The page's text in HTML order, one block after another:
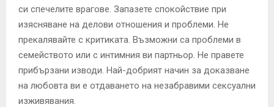
си спечелите врагове. Запазете спокойствие при
изясняване на делови отношения и проблеми. Не
прекалявайте с критиката. Възможни са проблеми в
семейството или с интимния ви партньор. Не правете
прибързани изводи. Най-добрият начин за доказване
на любовта ви е отдаването на незабравими сексуални
изживявания.